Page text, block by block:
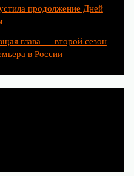
продолжение Дней
глава — второй сезон
в России